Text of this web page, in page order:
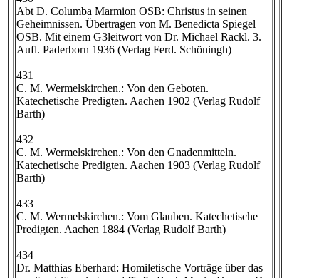
Abt D. Columba Marmion OSB: Christus in seinen
Geheimnissen. Übertragen von M. Benedicta Spiegel
OSB. Mit einem G3leitwort von Dr. Michael Rackl. 3.
Aufl. Paderborn 1936 (Verlag Ferd. Schöningh)
431
C. M. Wermelskirchen.: Von den Geboten.
Katechetische Predigten. Aachen 1902 (Verlag Rudolf
Barth)
432
C. M. Wermelskirchen.: Von den Gnadenmitteln.
Katechetische Predigten. Aachen 1903 (Verlag Rudolf
Barth)
433
C. M. Wermelskirchen.: Vom Glauben. Katechetische
Predigten. Aachen 1884 (Verlag Rudolf Barth)
434
Dr. Matthias Eberhard: Homiletische Vorträge über das